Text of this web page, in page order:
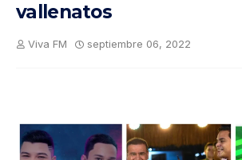
vallenatos
Viva FM septiembre 06, 2022